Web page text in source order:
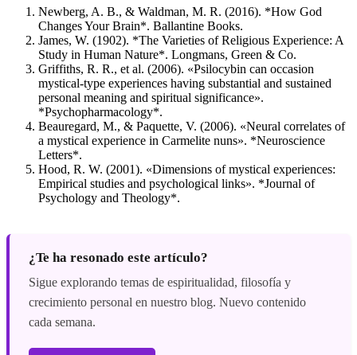
Newberg, A. B., & Waldman, M. R. (2016). *How God
Changes Your Brain*. Ballantine Books.
James, W. (1902). *The Varieties of Religious Experience: A
Study in Human Nature*. Longmans, Green & Co.
Griffiths, R. R., et al. (2006). «Psilocybin can occasion
mystical-type experiences having substantial and sustained
personal meaning and spiritual significance».
*Psychopharmacology*.
Beauregard, M., & Paquette, V. (2006). «Neural correlates of
a mystical experience in Carmelite nuns». *Neuroscience
Letters*.
Hood, R. W. (2001). «Dimensions of mystical experiences:
Empirical studies and psychological links». *Journal of
Psychology and Theology*.
¿Te ha resonado este artículo?
Sigue explorando temas de espiritualidad, filosofía y
crecimiento personal en nuestro blog. Nuevo contenido
cada semana.